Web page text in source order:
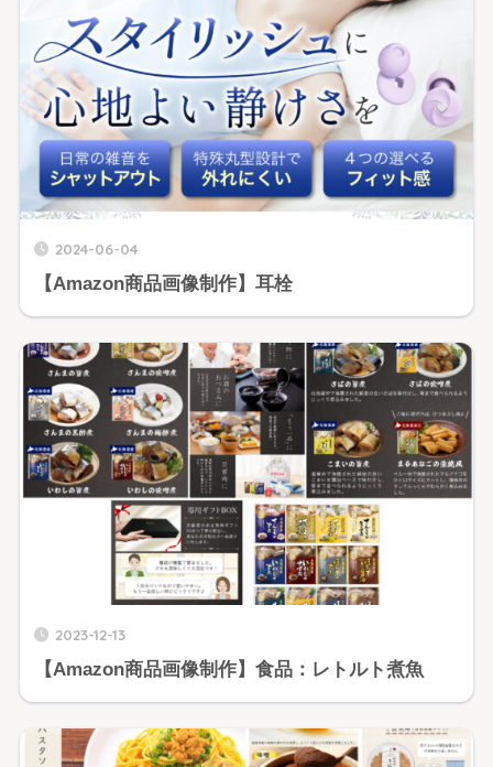
2024-06-04
【Amazon商品画像制作】耳栓
2023-12-13
【Amazon商品画像制作】食品：レトルト煮魚